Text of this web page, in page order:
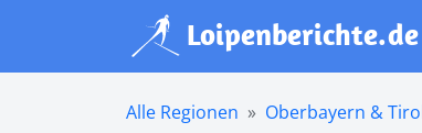
Alle Regionen Oberbayern &